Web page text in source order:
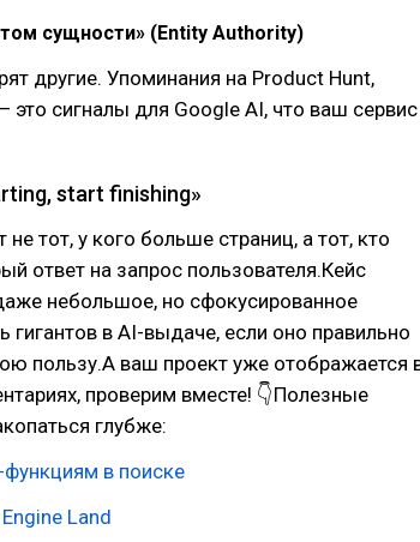
сущности» (Entity Authority)
другие. Упоминания на Product Hunt,
сигналы для Google AI, что ваш сервис
start finishing»
тот, у кого больше страниц, а тот, кто
ответ на запрос пользователя.Кейс
небольшое, но сфокусированное
в AI-выдаче, если оно правильно
пользу.А ваш проект уже отображается
проверим вместе! 👇Полезные
глубже:
в поиске
Land